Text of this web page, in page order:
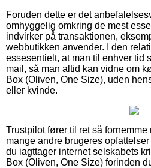
Foruden dette er det
omhyggelig omkring de mest
indvirker på transaktionen,
webbutikken anvender. I den
essesentielt, at man til enhver tid
mail, så man altid kan vidne om
Box (Oliven, One Size), uden
eller kvinde.
Trustpilot fører til ret så
mange andre brugeres
du iagttager internet selskabets
Box (Oliven, One Size) forinden